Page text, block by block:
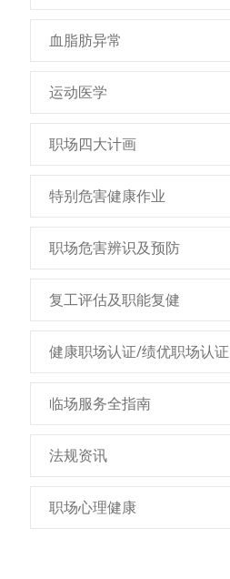
血脂肪异常
运动医学
职场四大计画
特别危害健康作业
职场危害辨识及预防
复工评估及职能复健
健康职场认证/绩优职场认证
临场服务全指南
法规资讯
职场心理健康